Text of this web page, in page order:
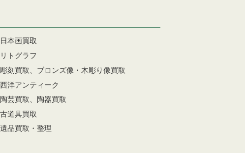
日本画買取
リトグラフ
彫刻買取、ブロンズ像・木彫り像買取
西洋アンティーク
陶芸買取、陶器買取
古道具買取
遺品買取・整理